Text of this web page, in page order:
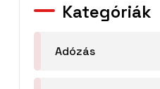
Kategóriák
Adózás